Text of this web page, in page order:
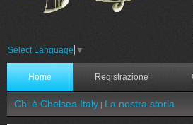
Select Language ▼
Home Registrazione
Chi è Chelsea Italy | La nostra storia